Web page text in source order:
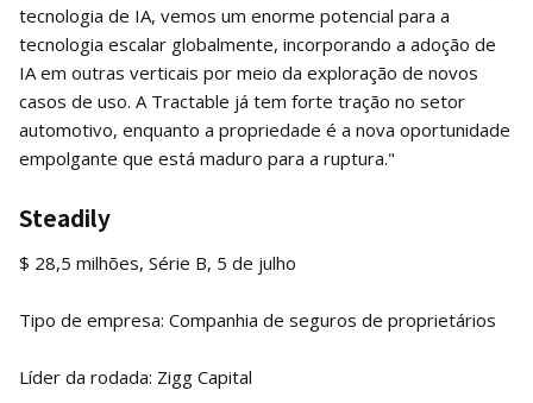
tecnologia de IA, vemos um enorme potencial para a
tecnologia escalar globalmente, incorporando a adoção de
IA em outras verticais por meio da exploração de novos
casos de uso. A Tractable já tem forte tração no setor
automotivo, enquanto a propriedade é a nova oportunidade
empolgante que está maduro para a ruptura."
Steadily
$ 28,5 milhões, Série B, 5 de julho
Tipo de empresa: Companhia de seguros de proprietários
Líder da rodada: Zigg Capital